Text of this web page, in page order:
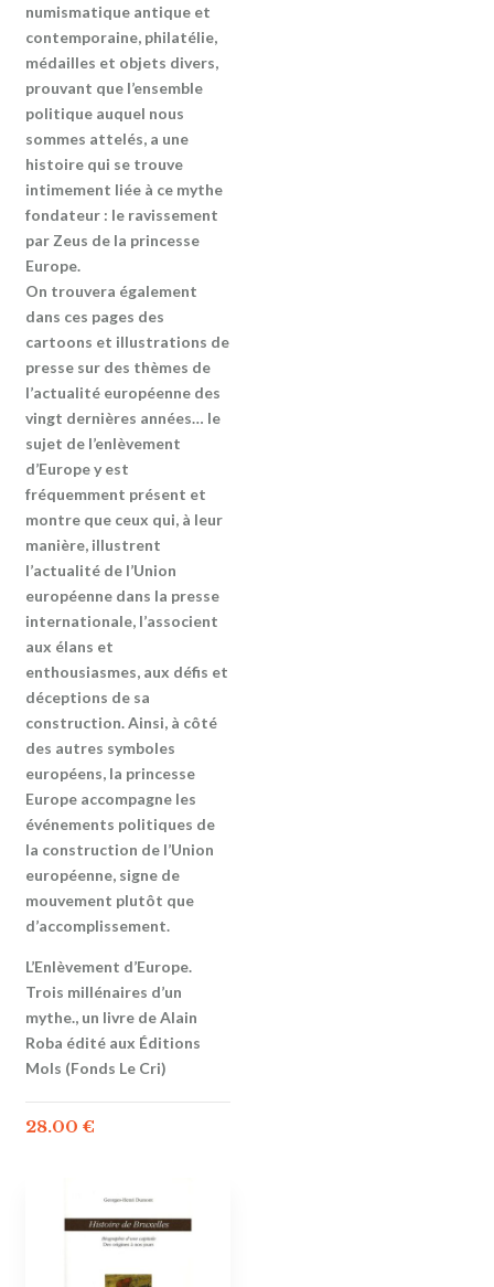
numismatique antique et
contemporaine, philatélie,
médailles et objets divers,
prouvant que l’ensemble
politique auquel nous
sommes attelés, a une
histoire qui se trouve
intimement liée à ce mythe
fondateur : le ravissement
par Zeus de la princesse
Europe.
On trouvera également
dans ces pages des
cartoons et illustrations de
presse sur des thèmes de
l’actualité européenne des
vingt dernières années… le
sujet de l’enlèvement
d’Europe y est
fréquemment présent et
montre que ceux qui, à leur
manière, illustrent
l’actualité de l’Union
européenne dans la presse
internationale, l’associent
aux élans et
enthousiasmes, aux défis et
déceptions de sa
construction. Ainsi, à côté
des autres symboles
européens, la princesse
Europe accompagne les
événements politiques de
la construction de l’Union
européenne, signe de
mouvement plutôt que
d’accomplissement.
L’Enlèvement d’Europe.
Trois millénaires d’un
mythe., un livre de Alain
Roba édité aux Éditions
Mols (Fonds Le Cri)
28.00 €